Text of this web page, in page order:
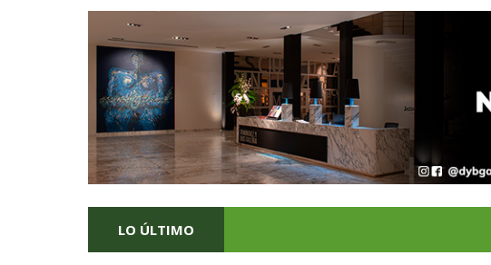
LO ÚLTIMO